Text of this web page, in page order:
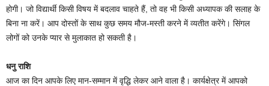
होगी। जो विद्यार्थी किसी विषय में बदलाव चाहते हैं, तो वह भी किसी अध्यापक की सलाह के
बिना ना करें। आप दोस्तों के साथ कुछ समय मौज-मस्ती करने में व्यतीत करेंगे। सिंगल
लोगों को उनके प्यार से मुलाकात हो सकती है।
धनु राशि
आज का दिन आपके लिए मान-सम्मान में वृद्धि लेकर आने वाला है। कार्यक्षेत्र में आपको